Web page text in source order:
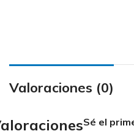
Valoraciones (0)
Sé el